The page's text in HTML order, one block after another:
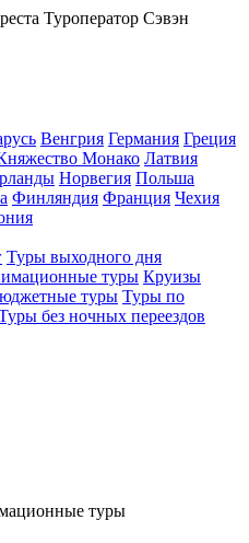
Туроператор Сэвэн
Венгрия Германия Греция
Монако Латвия
Норвегия Польша
Финляндия Франция Чехия
Туры выходного дня
туры Круизы
туры Туры по
без ночных переездов
туры